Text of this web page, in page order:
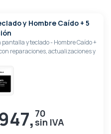
y Hombre Caído + 5
y teclado - Hombre Caído +
reparaciones, actualizaciones y
70